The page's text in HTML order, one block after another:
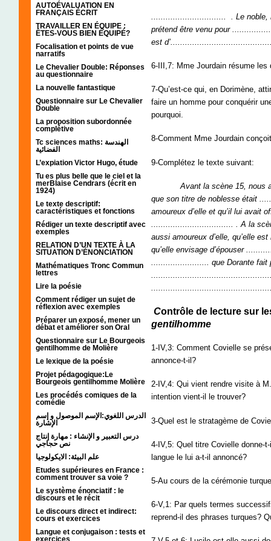
AUTOÉVALUATION EN
FRANÇAIS ÉCRIT
TRAVAILLER EN ÉQUIPE :
ÊTES-VOUS BIEN ÉQUIPÉ?
Focalisation et points de vue
narratifs
Le Chevalier Double: Réponses
au questionnaire
La nouvelle fantastique
Questionnaire sur Le Chevalier
Double
La proposition subordonnée
complétive
Tc sciences maths: الهندسة
الفضائية
L’expiation Victor Hugo, étude
Tu es plus belle que le ciel et la
merBlaise Cendrars (écrit en
1924)
Le texte descriptif:
caractéristiques et fonctions
Rédiger un texte descriptif avec
exemples
RELATION D’UN TEXTE À LA
SITUATION D’ÉNONCIATION
Mathématiques Tronc Commun
lettres
Lire la poésie
Comment rédiger un sujet de
réflexion avec exemples
Préparer un exposé, mener un
débat et améliorer son Oral
Questionnaire sur Le Bourgeois
gentilhomme de Molière
Le lexique de la poésie
Projet pédagogique:Le
Bourgeois gentilhomme Molière
Les procédés comiques de la
comédie
الدرس اللغوي:الإسم الموصول و إسم
الإشارة
درس التعبير و الإنشاء : مهارة إنتاج
نص حجاجي
علم البيئة: الايكولوجيا
Etudes supérieures en France :
comment trouver sa voie ?
Le système énonciatif : le
discours et le récit
Le discours direct et indirect:
cours et exercices
Langue et conjugaison : tests et
exercices
............................... . Le
prétend être venu pour
est
6-III,7: Mme Jourdain résume
7-Qu’est-ce qui, en Dorimène,
faire un homme pour conquérir
pourquoi.
8-Comment Mme Jourdain
9-Complétez le texte suivant:
Avant la scène 15, nous
que son titre de noblesse était
amoureux d’elle et qu’il lui avait
.................................. . A la
aussi amoureux d’elle, qu’elle
qu’elle envisage d’épouser
........................ que Dorante fait
Contrôle de lecture sur
gentilhomme
1-IV,3: Comment Covielle se
annonce-t-il?
2-IV,4: Qui vient rendre visite à
intention vient-il le trouver?
3-Quel est le stratagème de
4-IV,5: Quel titre Covielle donne-
langue le lui a-t-il annoncé?
5-Au cours de la cérémonie
6-V,1: Par quels termes
reprend-il des phrases turques?